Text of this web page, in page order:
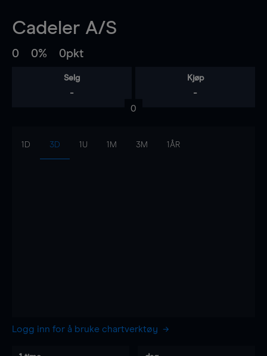
Cadeler A/S
0 0% 0pkt
Selg
-
Kjøp
-
0
1D 3D 1U 1M 3M 1ÅR
Logg inn for å bruke chartverktøy